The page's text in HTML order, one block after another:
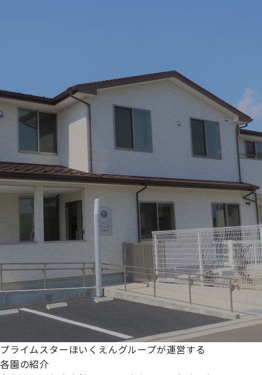
プライムスターほいくえんグループが運営する
各園の紹介